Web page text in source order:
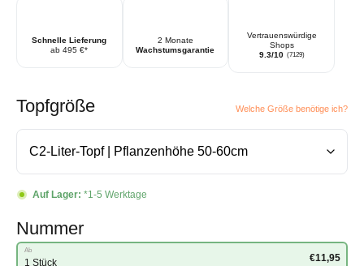
Schnelle Lieferung
ab 495 €*
2 Monate
Wachstumsgarantie
Vertrauenswürdige
Shops
9.3/10 (7129)
Topfgröße Welche Größe benötige ich?
Auf Lager: *1-5 Werktage
Nummer
Ab
1 Stück €11,95